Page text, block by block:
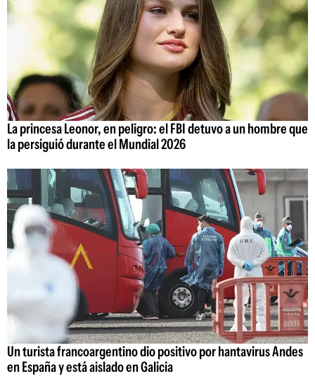
La princesa Leonor, en peligro: el FBI detuvo a un hombre que
la persiguió durante el Mundial 2026
Un turista francoargentino dio positivo por hantavirus Andes
en España y está aislado en Galicia